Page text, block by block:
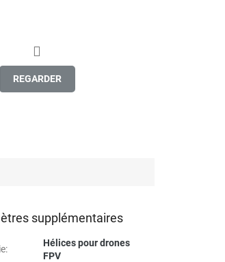
REGARDER
supplémentaires
:
Hélices pour drones
FPV